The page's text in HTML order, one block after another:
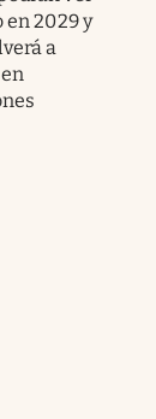
en 2029 y
a